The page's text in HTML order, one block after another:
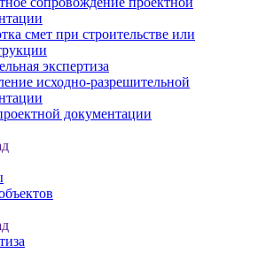
смет при строительстве или
экспертиза
исходно-разрешительной
документации